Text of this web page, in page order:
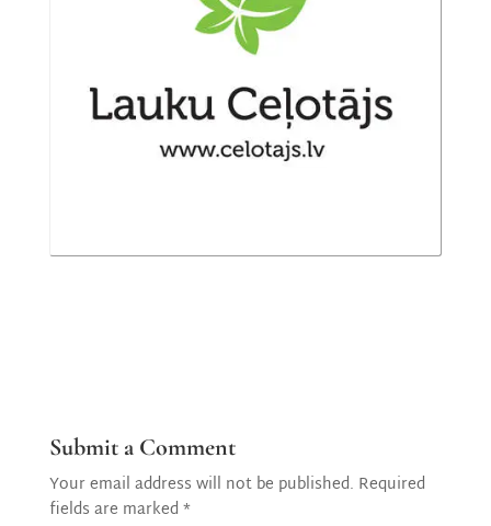
Submit a Comment
Your email address will not be published. Required
fields are marked *